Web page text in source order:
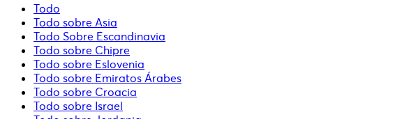
Todo
Todo sobre Asia
Todo Sobre Escandinavia
Todo sobre Chipre
Todo sobre Eslovenia
Todo sobre Emiratos Árabes
Todo sobre Croacia
Todo sobre Israel